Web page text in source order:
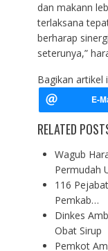
dan makann
terlaksana
berharap
seterunya,”
Bagikan artikel
RELATED
Wagub
Permudah
116
Pemkab…
Dinkes
Obat Sirup
Pemkot